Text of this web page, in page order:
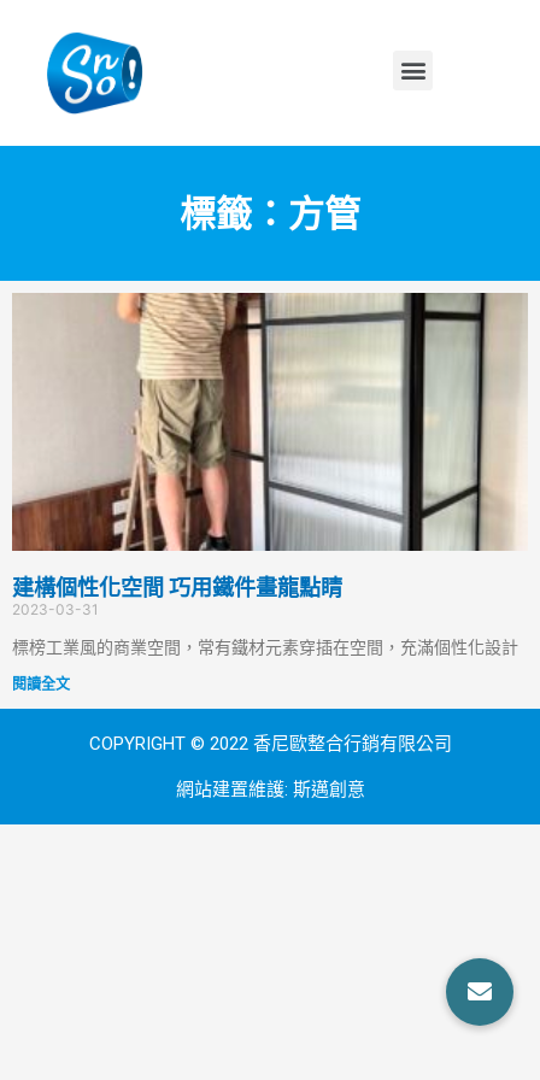
標籤：方管
建構個性化空間 巧用鐵件畫龍點睛
2023-03-31
標榜工業風的商業空間，常有鐵材元素穿插在空間，充滿個性化設計
閱讀全文
COPYRIGHT © 2022 香尼歐整合行銷有限公司
網站建置維護: 斯邁創意